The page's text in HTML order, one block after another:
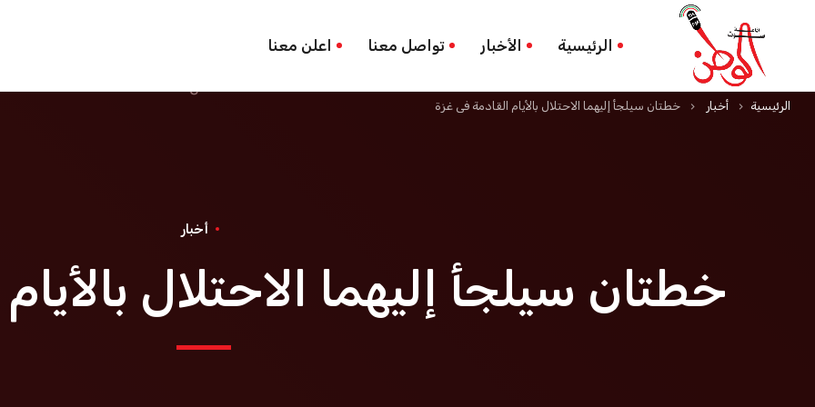
الرئيسية الأخبار تواصل معنا اعلن معنا
الرئيسية keyboard_arrow_right أخبار keyboard_arrow_right خطتان سيلجأ إليهما الاحتلال بالأيام القادمة في غزة
أخبار
خطتان سيلجأ إليهما الاحتلال